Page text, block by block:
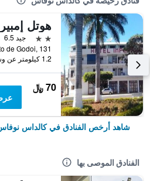
هوتل
2 نجمتين
جيد 6.5
1.2 كيلومتر عن وسط المدينة
70 ﷼
شاهد أرخص الفنادق في كالداس
الفنادق الموصى بها